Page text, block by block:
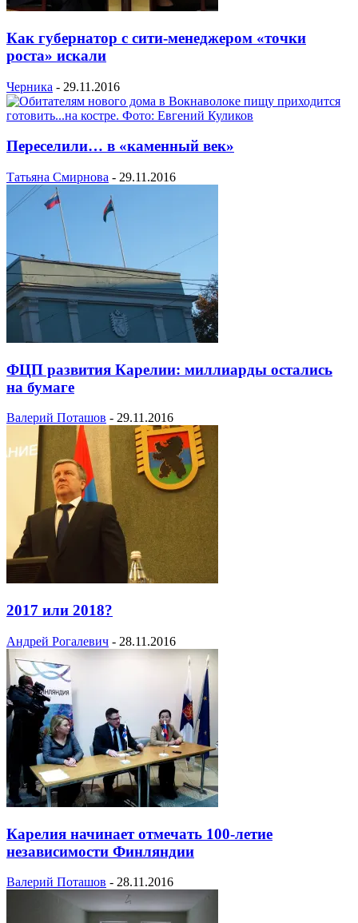
Как губернатор с сити-менеджером «точки
роста» искали
Черника - 29.11.2016
Переселили… в «каменный век»
Татьяна Смирнова - 29.11.2016
ФЦП развития Карелии: миллиарды остались
на бумаге
Валерий Поташов - 29.11.2016
2017 или 2018?
Андрей Рогалевич - 28.11.2016
Карелия начинает отмечать 100-летие
независимости Финляндии
Валерий Поташов - 28.11.2016